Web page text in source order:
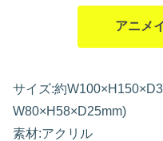
アニメ
サイズ:約
W80×H58×D25mm)
素材:アクリル